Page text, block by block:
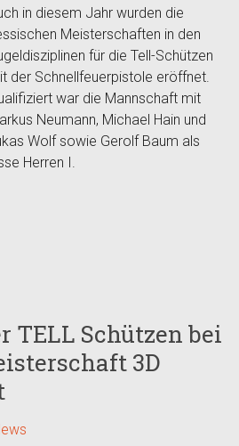
in diesem Jahr wurden die
Meisterschaften in den
für die Tell-Schützen
der Schnellfeuerpistole eröffnet.
war die Mannschaft mit
Neumann, Michael Hain und
Wolf sowie Gerolf Baum als
Herren I.
TELL Schützen bei
3D